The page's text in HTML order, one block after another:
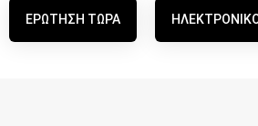
ΕΡΏΤΗΣΗ ΤΏΡΑ